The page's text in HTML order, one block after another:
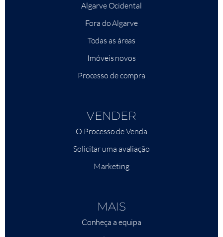
Algarve Ocidental
Fora do Algarve
Todas as áreas
Imóveis novos
Processo de compra
VENDER
O Processo de Venda
Solicitar uma avaliação
Marketing
MAIS
Conheça a equipa